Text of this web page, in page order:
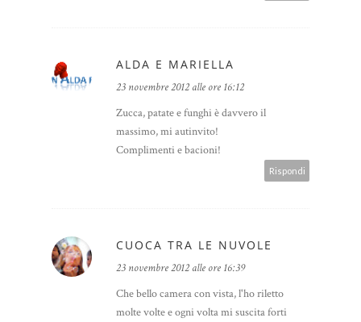
ALDA E MARIELLA
23 novembre 2012 alle ore 16:12
Zucca, patate e funghi è davvero il
massimo, mi autinvito!
Complimenti e bacioni!
Rispondi
CUOCA TRA LE NUVOLE
23 novembre 2012 alle ore 16:39
Che bello camera con vista, l'ho riletto
molte volte e ogni volta mi suscita forti